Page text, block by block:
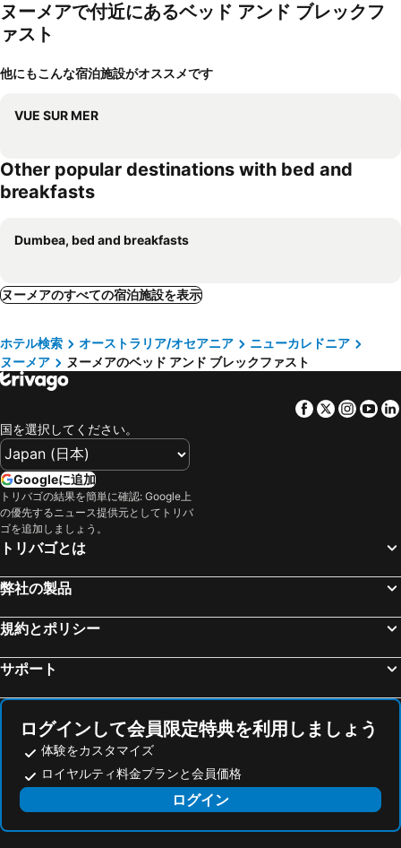
ヌーメアで付近にあるベッド アンド ブレックフ
ァスト
他にもこんな宿泊施設がオススメです
VUE SUR MER
Other popular destinations with bed and
breakfasts
Dumbea, bed and breakfasts
ヌーメアのすべての宿泊施設を表示
ホテル検索 オーストラリア/オセアニア
ニューカレドニア
ヌーメア
ヌーメアのベッド アンド ブレックファスト
Facebook
Twitter
国を選択してください。
Googleに追加
トリバゴの結果を簡単に確認: Google上
の優先するニュース提供元としてトリバ
ゴを追加しましょう。
トリバゴとは
弊社の製品
規約とポリシー
サポート
ログインして会員限定特典を利用しましょう
体験をカスタマイズ
ロイヤルティ料金プランと会員価格
ログイン